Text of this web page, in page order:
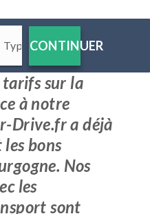
CONTINUER
tarifs sur la
à notre
Drive.fr a déjà
bons
Nos
les
sont